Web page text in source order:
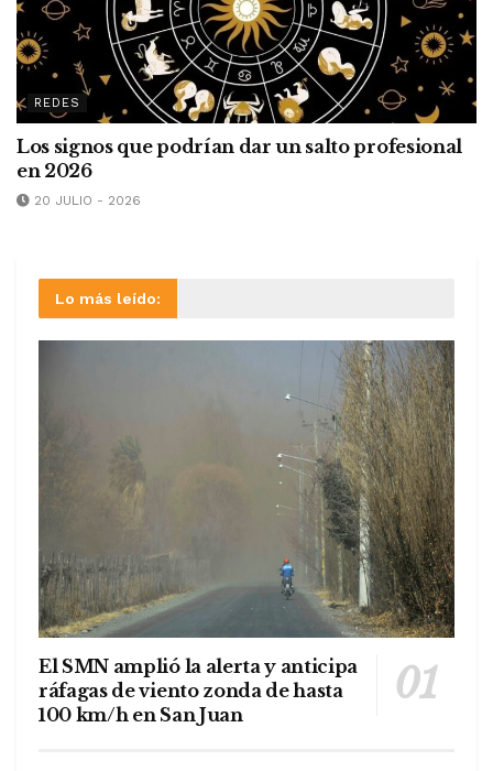
REDES
Los signos que podrían dar un salto profesional
en 2026
20 JULIO - 2026
Lo más leído:
El SMN amplió la alerta y anticipa
ráfagas de viento zonda de hasta
100 km/h en San Juan